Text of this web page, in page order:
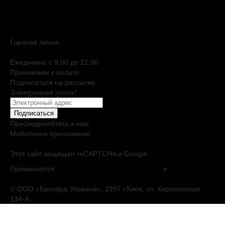
Горячая линия
Ежедневно c 9:00 до 21:00
Принимаем к оплате
Подписаться на рассылку
Электронная почта*
Подписаться
Присоединяйтесь к нам
Мобильное приложение
Этот сайт защищен reCAPTCHA и Google
Применяется
и
© ООО «Брокард-Украина», 1997 г.Киев, ул. Кириловская,
134-А